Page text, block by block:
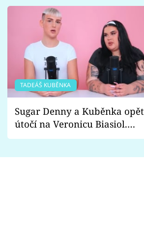
TADEÁŠ KUBĚNKA
Sugar Denny a Kuběnka opět
útočí na Veronicu Biasiol.
Proč je podle nich falešná a